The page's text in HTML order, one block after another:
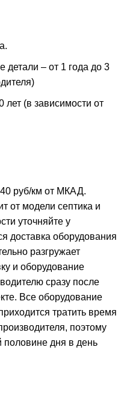
– от 1 года до 3
лет (в зависимости от
руб/км от МКАД.
от модели септика и
уточняйте у
доставка оборудования
разгружает
и оборудование
сразу после
Все оборудование
тратить время
поэтому
половине дня в день